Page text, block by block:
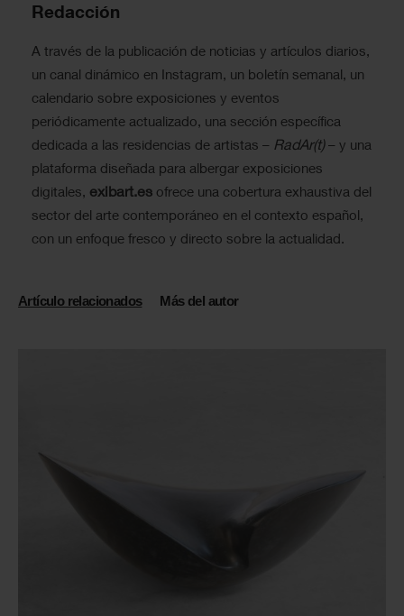
Redacción
A través de la publicación de noticias y artículos diarios,
un canal dinámico en Instagram, un boletín semanal, un
calendario sobre exposiciones y eventos
periódicamente actualizado, una sección específica
dedicada a las residencias de artistas – RadAr(t)– y una
plataforma diseñada para albergar exposiciones
digitales, exibart.es ofrece una cobertura exhaustiva del
sector del arte contemporáneo en el contexto español,
con un enfoque fresco y directo sobre la actualidad.
Artículo relacionados Más del autor